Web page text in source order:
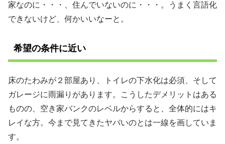
家なのに・・・、住んでいないのに・・・。うまく言語化
できないけど、何かいいなーと。
希望の条件に近い
床のたわみが２部屋あり、トイレの下水化は必須、そして
ガレージに雨漏りがあります。こうしたデメリットはある
ものの、空き家バンクのレベルからすると、全体的にはキ
レイな方。今まで見てきたヤバいのとは一線を画していま
す。